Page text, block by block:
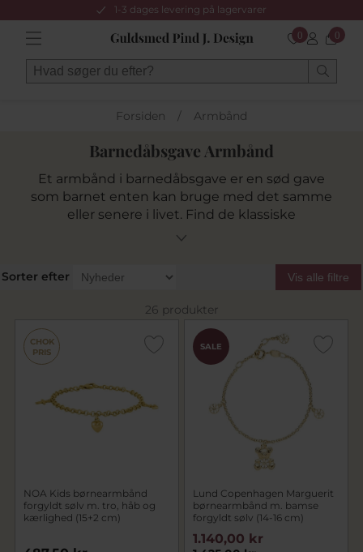
1-3 dages levering på lagervarer
0 0
Forsiden / Armbånd
Barnedåbsgave Armbånd
Et armbånd i barnedåbsgave er en sød gave
som barnet enten kan bruge med det samme
eller senere i livet. Find de klassiske
dagmarkorsarmbånd eller find et armbånd
søde motiver der betyder noget for den nye
familie. Vi har samlet et inspirerende udvalg til
barnedåbsgaven lige her.
Sorter efter Vis alle filtre
26 produkter
CHOK
PRIS
NOA Kids børnearmbånd
forgyldt sølv m. tro, håb og
kærlighed (15+2 cm)
SALE
Lund Copenhagen Marguerit
børnearmbånd m. bamse
forgyldt sølv (14-16 cm)
1.140,00 kr